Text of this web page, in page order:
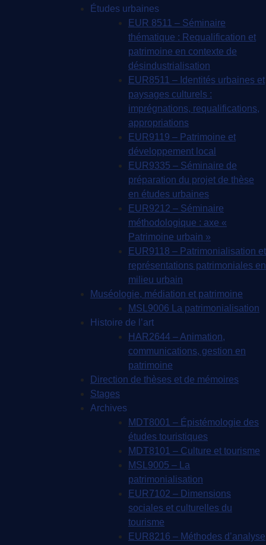
Études urbaines
EUR 8511 – Séminaire
thématique : Requalification et
patrimoine en contexte de
désindustrialisation
EUR8511 – Identités urbaines et
paysages culturels :
imprégnations, requalifications,
appropriations
EUR9119 – Patrimoine et
développement local
EUR9335 – Séminaire de
préparation du projet de thèse
en études urbaines
EUR9212 – Séminaire
méthodologique : axe «
Patrimoine urbain »
EUR9118 – Patrimonialisation et
représentations patrimoniales en
milieu urbain
Muséologie, médiation et patrimoine
MSL9006 La patrimonialisation
Histoire de l’art
HAR2644 – Animation,
communications, gestion en
patrimoine
Direction de thèses et de mémoires
Stages
Archives
MDT8001 – Épistémologie des
études touristiques
MDT8101 – Culture et tourisme
MSL9005 – La
patrimonialisation
EUR7102 – Dimensions
sociales et culturelles du
tourisme
EUR8216 – Méthodes d’analyse